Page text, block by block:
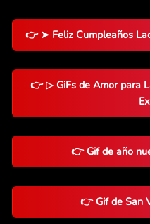
👉 ➤ Feliz Cumpleaños
👉 ▷ GiFs de Amor para
👉 Gif de año
👉 Gif de San